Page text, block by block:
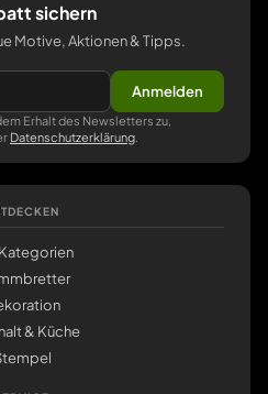
sichern
Motive, Aktionen & Tipps.
Anmelden
Erhalt des Newsletters zu,
Datenschutzerklärung
& Küche